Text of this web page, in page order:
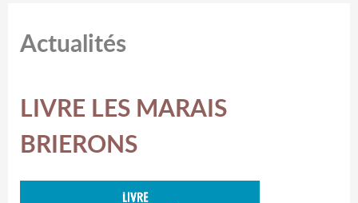
Actualités
LIVRE LES MARAIS
BRIERONS